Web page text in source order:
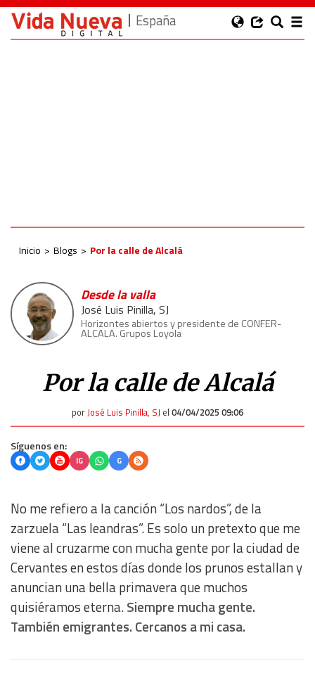
España
Inicio Blogs Por la calle de Alcalá
Desde la valla
José Luis Pinilla, SJ
Horizontes abiertos y presidente de CONFER-
ALCALA. Grupos Loyola
Por la calle de Alcalá
porJosé Luis Pinilla, SJ el 04/04/2025 09:06
Síguenos en:
IG G
No me refiero a la canción “Los nardos”, de la
zarzuela “Las leandras”. Es solo un pretexto que me
viene al cruzarme con mucha gente por la ciudad de
Cervantes en estos días donde los prunos estallan y
anuncian una bella primavera que muchos
quisiéramos eterna.Siempre mucha gente.
También emigrantes. Cercanos a mi casa.